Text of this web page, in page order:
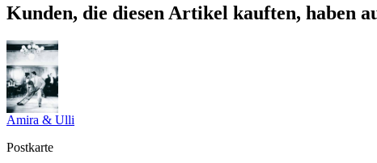
Kunden, die diesen Artikel kauften, haben
Amira & Ulli
Postkarte